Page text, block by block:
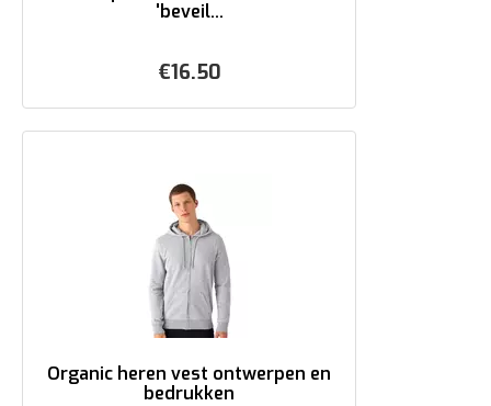
'beveil...
€16.50
Organic heren vest ontwerpen en
bedrukken